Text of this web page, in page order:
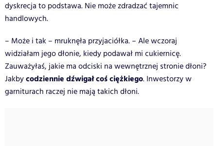
dyskrecja to podstawa. Nie może zdradzać tajemnic
handlowych.
– Może i tak – mruknęła przyjaciółka. – Ale wczoraj
widziałam jego dłonie, kiedy podawał mi cukiernicę.
Zauważyłaś, jakie ma odciski na wewnętrznej stronie dłoni?
Jakbycodziennie dźwigał coś ciężkiego. Inwestorzy w
garniturach raczej nie mają takich dłoni.